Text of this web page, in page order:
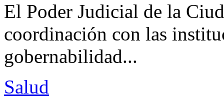
El Poder Judicial de la
coordinación con las
gobernabilidad...
Salud